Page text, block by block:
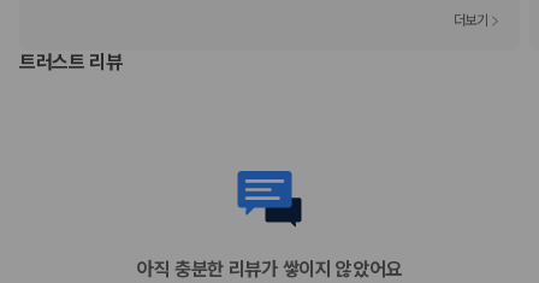
현금 결제 불가
장애인 안내 동물은 요금 및 제한 사항이 면제됩니다.
더보기
트러스트 리뷰
아직 충분한 리뷰가 쌓이지 않았어요